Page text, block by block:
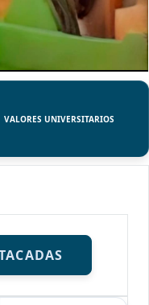
VALORES UNIVERSITARIOS